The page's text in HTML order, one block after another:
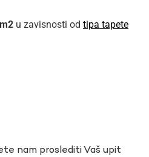
u zavisnosti od tipa tapete
nam proslediti Vaš upit